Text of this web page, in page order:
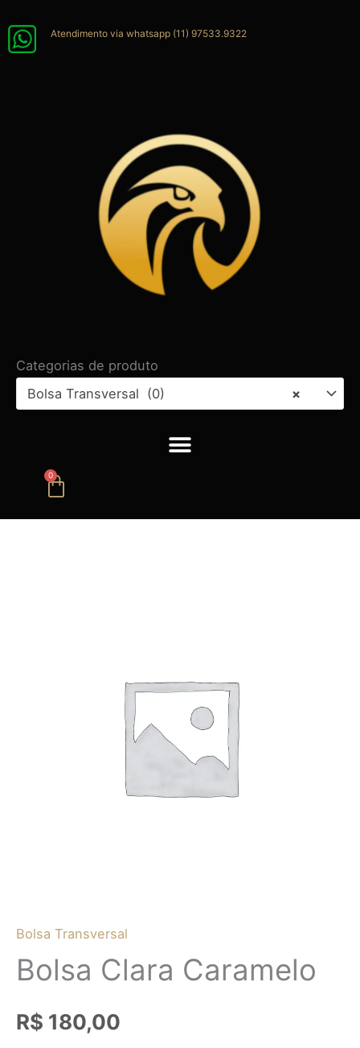
para
Atendimento via whatsapp (11) 97533.9322
Categorias de produto
×
Bolsa Transversal (0)
0
Carrinho
Bolsa Transversal
Bolsa Clara Caramelo
R$ 180,00